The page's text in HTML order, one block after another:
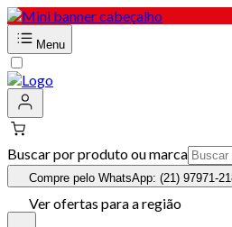
Menu
Buscar por produto ou marca
Compre pelo WhatsApp: (21) 97971-
Ver ofertas para a região